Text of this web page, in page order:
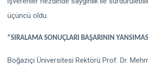
üçüncü oldu.
“SIRALAMA SONUÇLARI BAŞARININ
Boğaziçi Üniversitesi Rektörü Prof. Dr.